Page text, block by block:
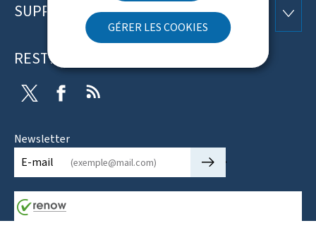
GÉRER LES COOKIES
page
SUPPORT
RESTEZ CONNECTÉ
Twitter Facebook
Newsletter
E-mail
🡒